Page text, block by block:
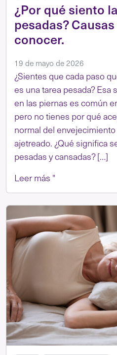
¿Por qué siento
pesadas?
conocer.
19 de mayo de 2026
¿Sientes que cada paso
es una tarea pesada? Esa
en las piernas es común
pero no tienes por qué
normal del
ajetreado. ¿Qué significa
pesadas y cansadas? […]
Leer más "